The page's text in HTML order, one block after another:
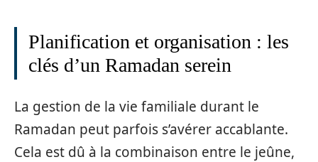
Planification et organisation : les
clés d’un Ramadan serein
La gestion de la vie familiale durant le
Ramadan peut parfois s’avérer accablante.
Cela est dû à la combinaison entre le jeûne,